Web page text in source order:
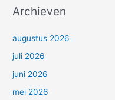
Archieven
augustus 2026
juli 2026
juni 2026
mei 2026